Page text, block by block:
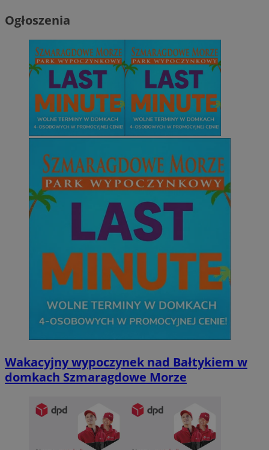
Ogłoszenia
Wakacyjny wypoczynek nad Bałtykiem w
domkach Szmaragdowe Morze